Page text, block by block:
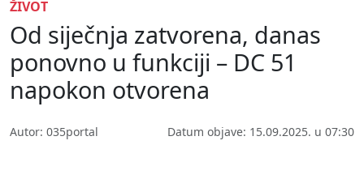
ŽIVOT
Od siječnja zatvorena, danas
ponovno u funkciji – DC 51
napokon otvorena
Autor: 035portal Datum objave: 15.09.2025. u 07:30